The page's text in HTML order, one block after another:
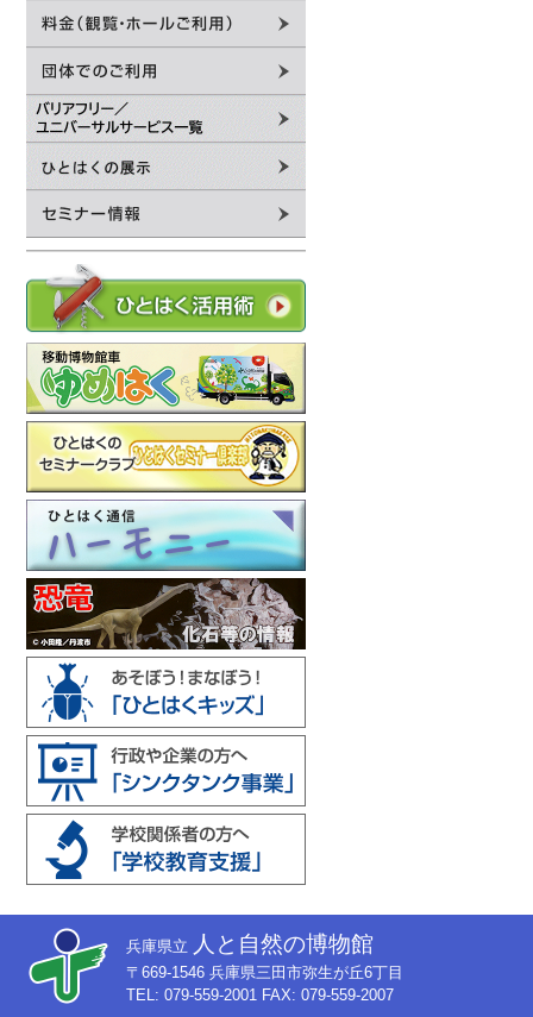
兵庫県立 人と自然の博物館
〒669-1546 兵庫県三田市弥生が丘6丁目
TEL: 079-559-2001 FAX: 079-559-2007